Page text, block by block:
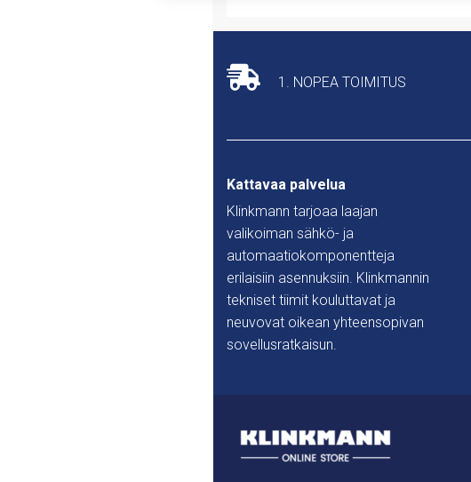
1. NOPEA TOIMITUS
Kattavaa palvelua
Klinkmann tarjoaa laajan
valikoiman sähkö- ja
automaatiokomponentteja
erilaisiin asennuksiin. Klinkmannin
tekniset tiimit kouluttavat ja
neuvovat oikean yhteensopivan
sovellusratkaisun.